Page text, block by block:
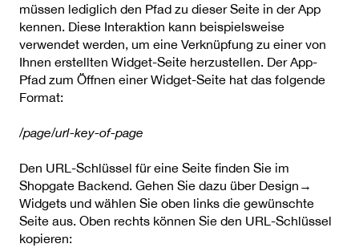
müssen lediglich den Pfad zu dieser Seite in der App
kennen. Diese Interaktion kann beispielsweise
verwendet werden, um eine Verknüpfung zu einer von
Ihnen erstellten Widget-Seite herzustellen. Der App-
Pfad zum Öffnen einer Widget-Seite hat das folgende
Format:
/page/url-key-of-page
Den URL-Schlüssel für eine Seite finden Sie im
Shopgate Backend. Gehen Sie dazu über Design→
Widgets und wählen Sie oben links die gewünschte
Seite aus. Oben rechts können Sie den URL-Schlüssel
kopieren: